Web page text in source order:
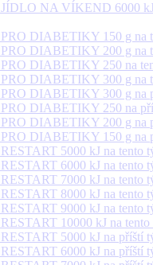
JÍDLO NA VÍKEND 6000
DIABETIKY 150 g na
DIABETIKY 200 g na
DIABETIKY 250 na
DIABETIKY 300 g na
DIABETIKY 300 g na
DIABETIKY 250 na
DIABETIKY 200 g na
DIABETIKY 150 g na
5000 kJ na tento
6000 kJ na tento
7000 kJ na tento
8000 kJ na tento
9000 kJ na tento
10000 kJ na tento
5000 kJ na příští
6000 kJ na příští